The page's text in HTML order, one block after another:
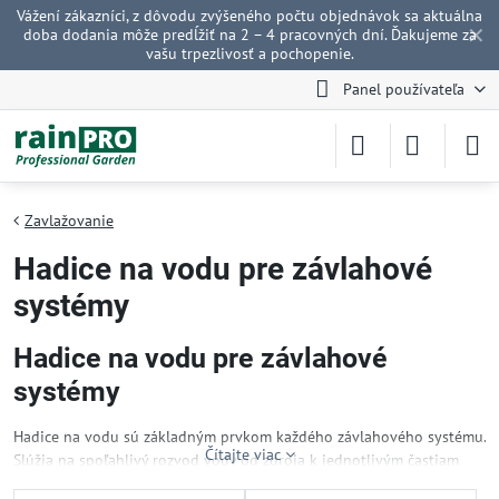
✕
Vážení zákazníci, z dôvodu zvýšeného počtu objednávok sa aktuálna
doba dodania môže predĺžiť na 2 – 4 pracovných dní. Ďakujeme za
vašu trpezlivosť a pochopenie.
Panel používateľa
Zavlažovanie
Hadice na vodu pre závlahové
systémy
Hadice na vodu pre závlahové
systémy
Hadice na vodu sú základným prvkom každého závlahového systému.
Slúžia na spoľahlivý rozvod vody od zdroja k jednotlivým častiam
Čítajte viac